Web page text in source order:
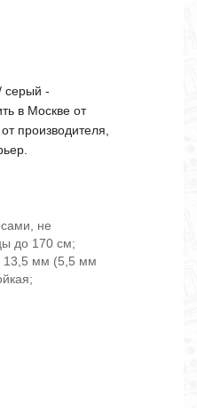
серый -
в Москве от
производителя,
не
до 170 см;
13,5 мм (5,5 мм